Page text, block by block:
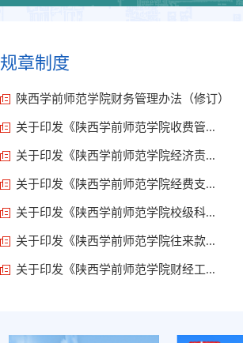
关于在职教职工个人所得税专项附加扣除
通知
规章制度
陕西学前师范学院财务管理办法（修订）
关于印发《陕西学前师范学院收费管...
关于印发《陕西学前师范学院经济责...
关于印发《陕西学前师范学院经费支...
关于印发《陕西学前师范学院校级科...
关于印发《陕西学前师范学院往来款...
关于印发《陕西学前师范学院财经工...